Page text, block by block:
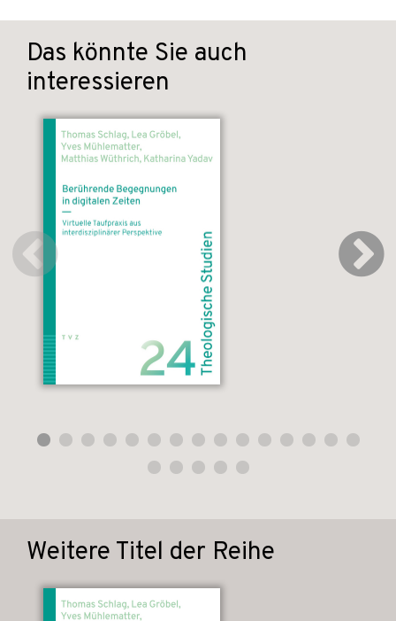
Das könnte Sie auch
interessieren
Weitere Titel der Reihe